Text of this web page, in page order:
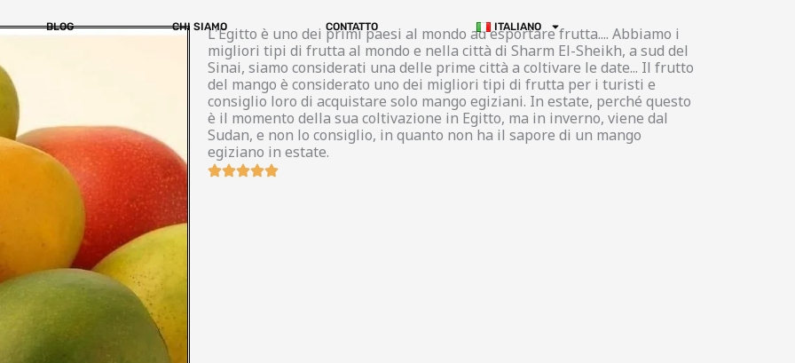
BLOG CHI SIAMO CONTATTO ITALIANO
L'Egitto è uno dei primi paesi al mondo ad esportare frutta.... Abbiamo i
migliori tipi di frutta al mondo e nella città di Sharm El-Sheikh, a sud del
Sinai, siamo considerati una delle prime città a coltivare le date... Il frutto
del mango è considerato uno dei migliori tipi di frutta per i turisti e
consiglio loro di acquistare solo mango egiziani. In estate, perché questo
è il momento della sua coltivazione in Egitto, ma in inverno, viene dal
Sudan, e non lo consiglio, in quanto non ha il sapore di un mango
egiziano in estate.